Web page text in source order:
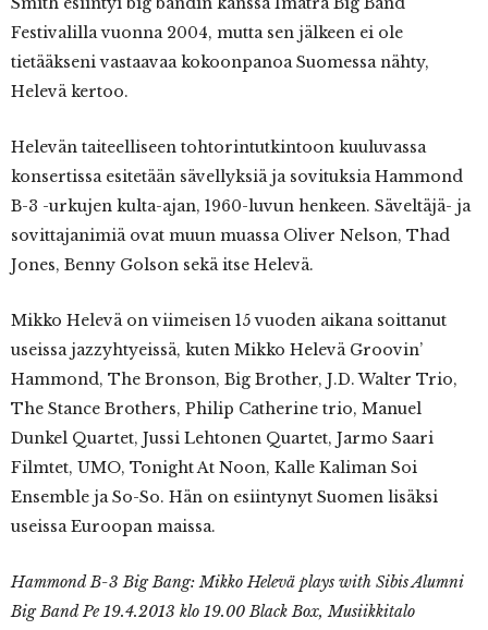
Festivalilla vuonna 2004, mutta sen jälkeen ei ole
tietääkseni vastaavaa kokoonpanoa Suomessa nähty,
Helevä kertoo.
Helevän taiteelliseen tohtorintutkintoon kuuluvassa
konsertissa esitetään sävellyksiä ja sovituksia Hammond
B-3 -urkujen kulta-ajan, 1960-luvun henkeen. Säveltäjä- ja
sovittajanimiä ovat muun muassa Oliver Nelson, Thad
Jones, Benny Golson sekä itse Helevä.
Mikko Helevä on viimeisen 15 vuoden aikana soittanut
useissa jazzyhtyeissä, kuten Mikko Helevä Groovin’
Hammond, The Bronson, Big Brother, J.D. Walter Trio,
The Stance Brothers, Philip Catherine trio, Manuel
Dunkel Quartet, Jussi Lehtonen Quartet, Jarmo Saari
Filmtet, UMO, Tonight At Noon, Kalle Kaliman Soi
Ensemble ja So-So. Hän on esiintynyt Suomen lisäksi
useissa Euroopan maissa.
Hammond B-3 Big Bang: Mikko Helevä plays with Sibis Alumni
Big Band Pe 19.4.2013 klo 19.00 Black Box, Musiikkitalo